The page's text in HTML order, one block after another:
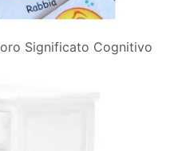
Significato Cognitivo